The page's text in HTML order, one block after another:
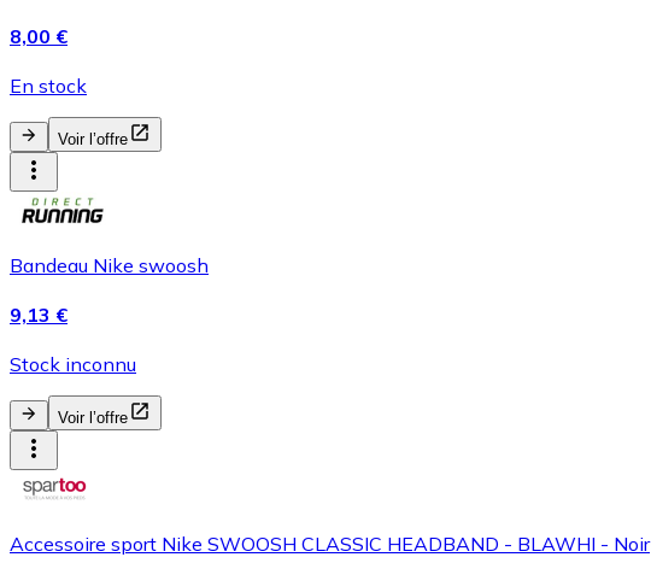
8,00 €
En stock
Voir l’offre
Bandeau Nike swoosh
9,13 €
Stock inconnu
Voir l’offre
Accessoire sport Nike SWOOSH CLASSIC HEADBAND - BLAWHI - Noir